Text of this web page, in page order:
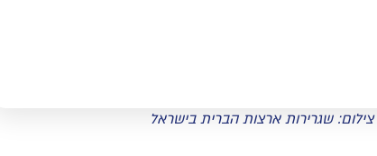
שגרירות ארצות הברית בישראל